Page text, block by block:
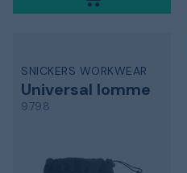
SNICKERS WORKWEAR
Universal lomme
9798